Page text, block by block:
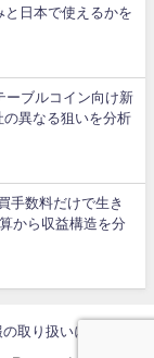
日本で使えるかを
ーブルコイン向け新
異なる狙いを分析
手数料だけで生き
から収益構造を分
取り扱いについて